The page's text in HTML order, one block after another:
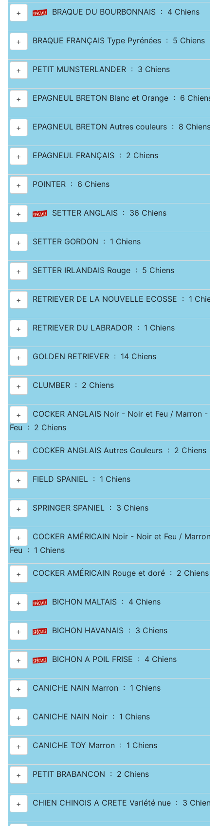
+ BRAQUE DU BOURBONNAIS : 4 Chiens
+ BRAQUE FRANÇAIS Type Pyrénées : 5 Chiens
+ PETIT MUNSTERLANDER : 3 Chiens
+ EPAGNEUL BRETON Blanc et Orange : 6 Chiens
+ EPAGNEUL BRETON Autres couleurs : 8 Chiens
+ EPAGNEUL FRANÇAIS : 2 Chiens
+ POINTER : 6 Chiens
+ SETTER ANGLAIS : 36 Chiens
+ SETTER GORDON : 1 Chiens
+ SETTER IRLANDAIS Rouge : 5 Chiens
+ RETRIEVER DE LA NOUVELLE ECOSSE : 1
+ RETRIEVER DU LABRADOR : 1 Chiens
+ GOLDEN RETRIEVER : 14 Chiens
+ CLUMBER : 2 Chiens
+
COCKER ANGLAIS Noir - Noir et Feu / Marron -
Feu : 2 Chiens
+ COCKER ANGLAIS Autres Couleurs : 2 Chiens
+ FIELD SPANIEL : 1 Chiens
+ SPRINGER SPANIEL : 3 Chiens
+
COCKER AMÉRICAIN Noir - Noir et Feu / Marron
Feu : 1 Chiens
+ COCKER AMÉRICAIN Rouge et doré : 2 Chiens
+ BICHON MALTAIS : 4 Chiens
+ BICHON HAVANAIS : 3 Chiens
+ BICHON A POIL FRISE : 4 Chiens
+ CANICHE NAIN Marron : 1 Chiens
+ CANICHE NAIN Noir : 1 Chiens
+ CANICHE TOY Marron : 1 Chiens
+ PETIT BRABANCON : 2 Chiens
+ CHIEN CHINOIS A CRETE Variété nue : 3 Chiens